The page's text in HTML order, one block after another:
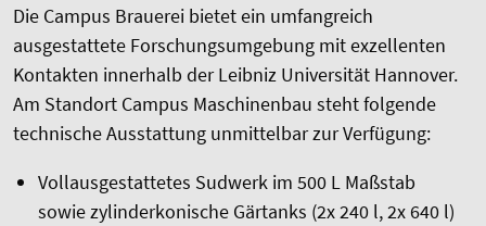
Die Campus Brauerei bietet ein umfangreich
ausgestattete Forschungsumgebung mit exzellenten
Kontakten innerhalb der Leibniz Universität Hannover.
Am Standort Campus Maschinenbau steht folgende
technische Ausstattung unmittelbar zur Verfügung:
Vollausgestattetes Sudwerk im 500 L Maßstab
sowie zylinderkonische Gärtanks (2x 240 l, 2x 640 l)